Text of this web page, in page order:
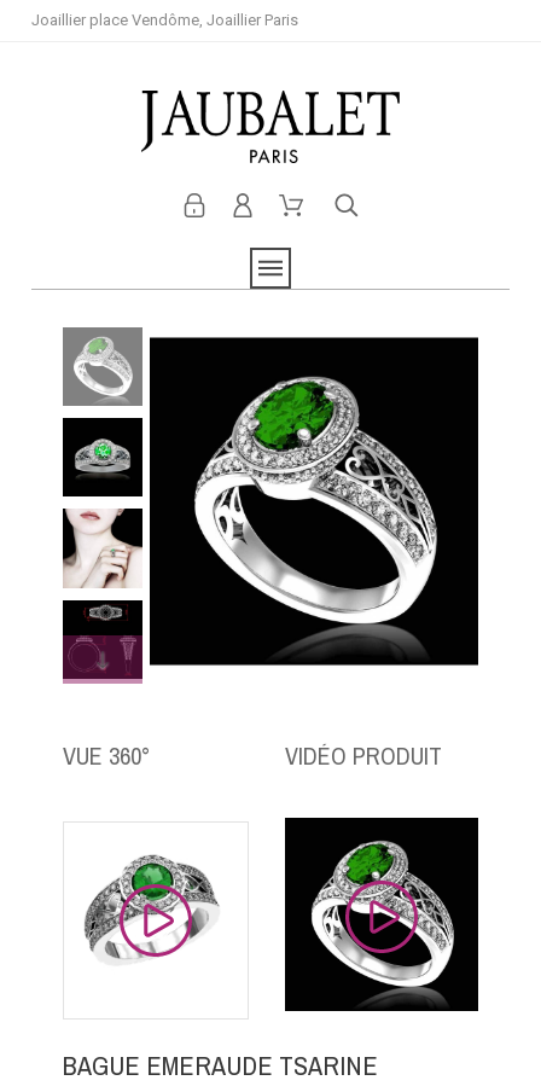
Joaillier place Vendôme, Joaillier Paris
VUE 360° VIDÉO PRODUIT
BAGUE EMERAUDE TSARINE